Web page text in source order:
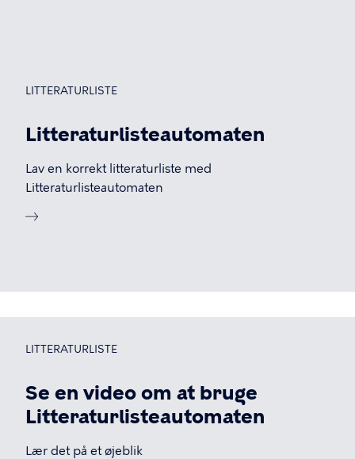
LITTERATURLISTE
Litteraturlisteautomaten
Lav en korrekt litteraturliste med
Litteraturlisteautomaten
LITTERATURLISTE
Se en video om at bruge
Litteraturlisteautomaten
Lær det på et øjeblik